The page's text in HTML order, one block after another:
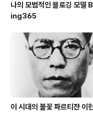
나의 모범적인 블로깅 모델
ing365
이 시대의 불꽃 파르티쟌 이